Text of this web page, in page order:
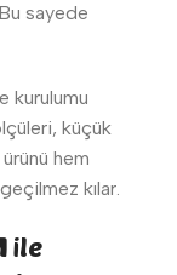
sayede
kurulumu
küçük
hem
kılar.
ile